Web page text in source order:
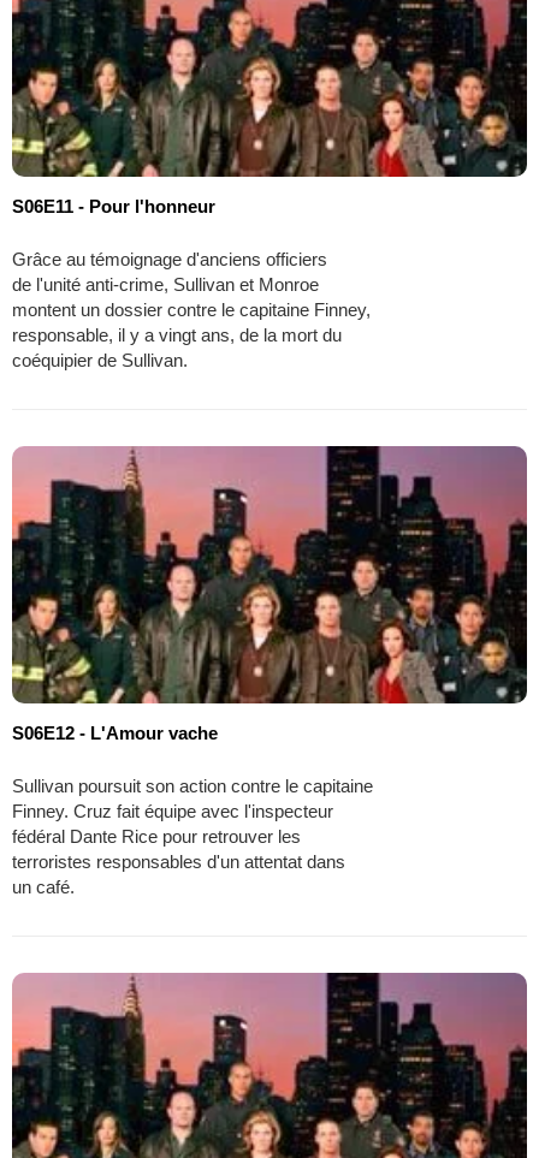
S06E11 - Pour l'honneur
Grâce au témoignage d'anciens officiers
de l'unité anti-crime, Sullivan et Monroe
montent un dossier contre le capitaine Finney,
responsable, il y a vingt ans, de la mort du
coéquipier de Sullivan.
S06E12 - L'Amour vache
Sullivan poursuit son action contre le capitaine
Finney. Cruz fait équipe avec l'inspecteur
fédéral Dante Rice pour retrouver les
terroristes responsables d'un attentat dans
un café.